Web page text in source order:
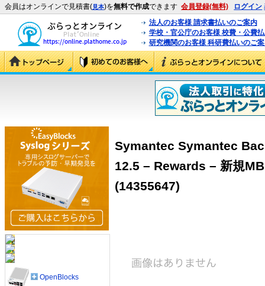
会員はオンラインで見積書(見本)を無料で作成できます 会員登録(無料) ログイン
法人のお客様 請求書払いのご案内
学校・官公庁のお客様 校費・公費
研究機関のお客様 科研費払いのご
Symantec Symantec
12.5 – Rewards – 新規
(14355647)
OpenBlocks